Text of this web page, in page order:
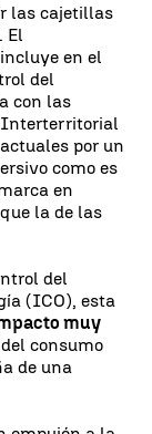
las cajetillas
El
en el
del
con las
Interterritorial
por un
como es
en
la de las
del
(ICO), esta
muy
consumo
de una